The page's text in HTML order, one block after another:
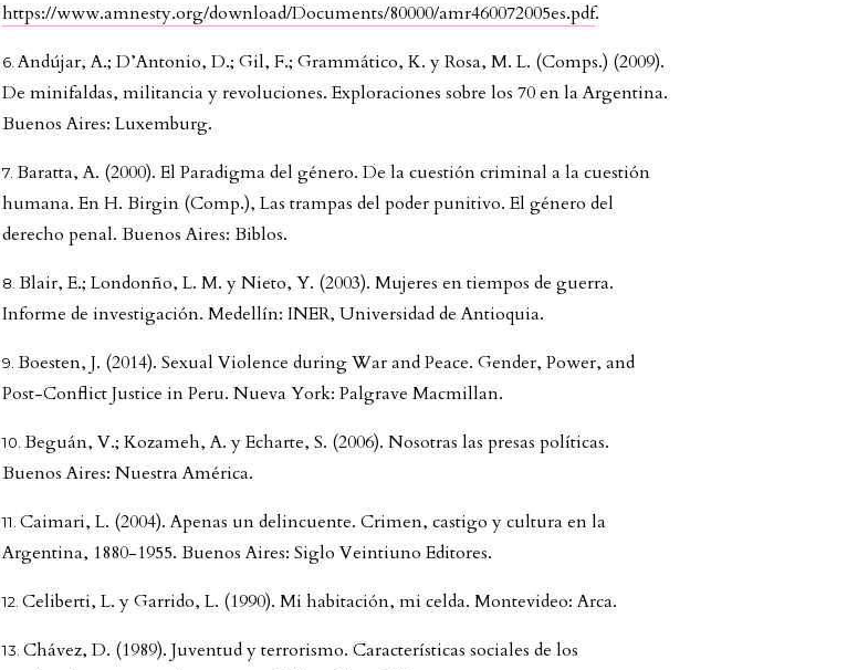
https://www.amnesty.org/download/Documents/80000/amr460072005es.pdf.
Andújar, A.; D’Antonio, D.; Gil, F.; Grammático, K. y Rosa, M. L. (Comps.) (2009).
De minifaldas, militancia y revoluciones. Exploraciones sobre los 70 en la Argentina.
Buenos Aires: Luxemburg.
Baratta, A. (2000). El Paradigma del género. De la cuestión criminal a la cuestión
humana. En H. Birgin (Comp.), Las trampas del poder punitivo. El género del
derecho penal. Buenos Aires: Biblos.
Blair, E.; Londonño, L. M. y Nieto, Y. (2003). Mujeres en tiempos de guerra.
Informe de investigación. Medellín: INER, Universidad de Antioquia.
Boesten, J. (2014). Sexual Violence during War and Peace. Gender, Power, and
Post-Conflict Justice in Peru. Nueva York: Palgrave Macmillan.
Beguán, V.; Kozameh, A. y Echarte, S. (2006). Nosotras las presas políticas.
Buenos Aires: Nuestra América.
Caimari, L. (2004). Apenas un delincuente. Crimen, castigo y cultura en la
Argentina, 1880-1955. Buenos Aires: Siglo Veintiuno Editores.
Celiberti, L. y Garrido, L. (1990). Mi habitación, mi celda. Montevideo: Arca.
Chávez, D. (1989). Juventud y terrorismo. Características sociales de los